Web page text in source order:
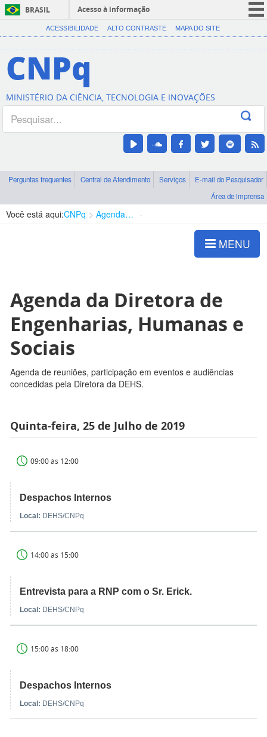
BRASIL
Acesso à informação
CORONAVÍRUS (COVID-19)
Canais
ACESSIBILIDADE ALTO CONTRASTE MAPA DO SITE
CNPq
MINISTÉRIO DA CIÊNCIA, TECNOLOGIA E INOVAÇÕES
Perguntas frequentes Central de Atendimento Serviços
E-mail do Pesquisador
Área de imprensa
Você está aqui:CNPq Agenda de autoridades
MENU
Agenda da Diretora de
Engenharias, Humanas e
Sociais
Agenda de reuniões, participação em eventos e audiências
concedidas pela Diretora da DEHS.
Quinta-feira, 25 de Julho de 2019
09:00 às 12:00
Despachos Internos
Local: DEHS/CNPq
14:00 às 15:00
Entrevista para a RNP com o Sr. Erick.
Local: DEHS/CNPq
15:00 às 18:00
Despachos Internos
Local: DEHS/CNPq